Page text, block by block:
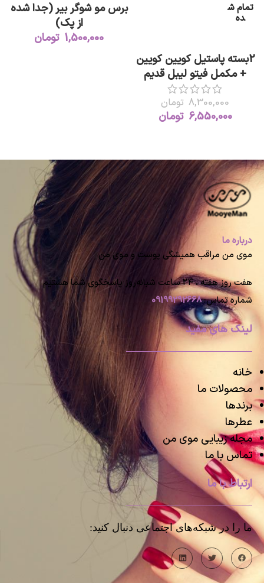
تمام ش
ده
2بسته پاستیل کویین کویین
+ مکمل فیتو لیبل قدیم
8,300,000 تومان
6,550,000 تومان
برس مو شوگر بیر (جدا شده
از پک)
1,500,000 تومان
درباره ما
موی من مراقب همیشگی پوست و موی من
هفت روز هفته ، ۲۴ ساعت شبانه‌روز پاسخگوی شما هستیم
شماره تماس:09199292668
لینک های مفید
خانه
محصولات ما
برندها
عطرها
مجله زیبایی موی من
تماس با ما
ارتباط با ما
ما را در شبکه‌های اجتماعی دنبال کنید: